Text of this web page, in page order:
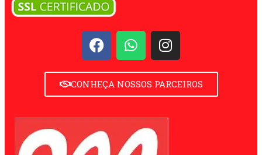
CONHEÇA NOSSOS PARCEIROS